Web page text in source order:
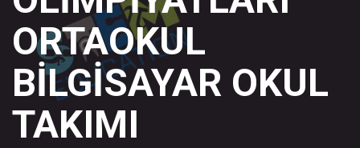
ORTAOKUL
BİLGİSAYAR OKUL
TAKIMI